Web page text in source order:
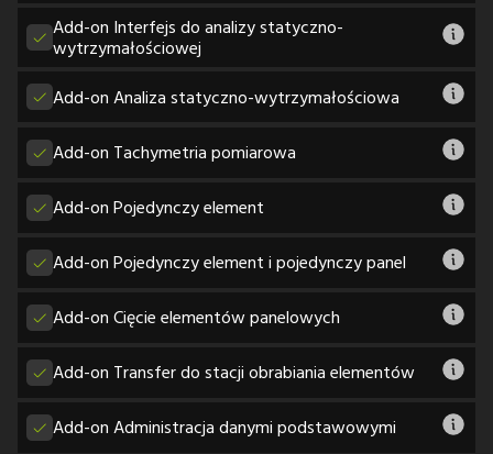
Add-on Interfejs do analizy statyczno-
wytrzymałościowej
Add-on Analiza statyczno-wytrzymałościowa
Add-on Tachymetria pomiarowa
Add-on Pojedynczy element
Add-on Pojedynczy element i pojedynczy panel
Add-on Cięcie elementów panelowych
Add-on Transfer do stacji obrabiania elementów
Add-on Administracja danymi podstawowymi